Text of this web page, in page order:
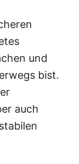
und
bist.
auch